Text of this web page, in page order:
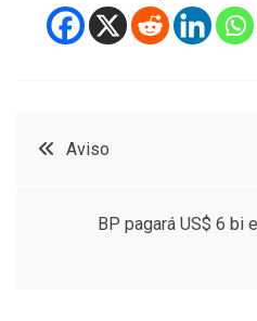
Navegação
Aviso
BP pagará US$ 6 bi